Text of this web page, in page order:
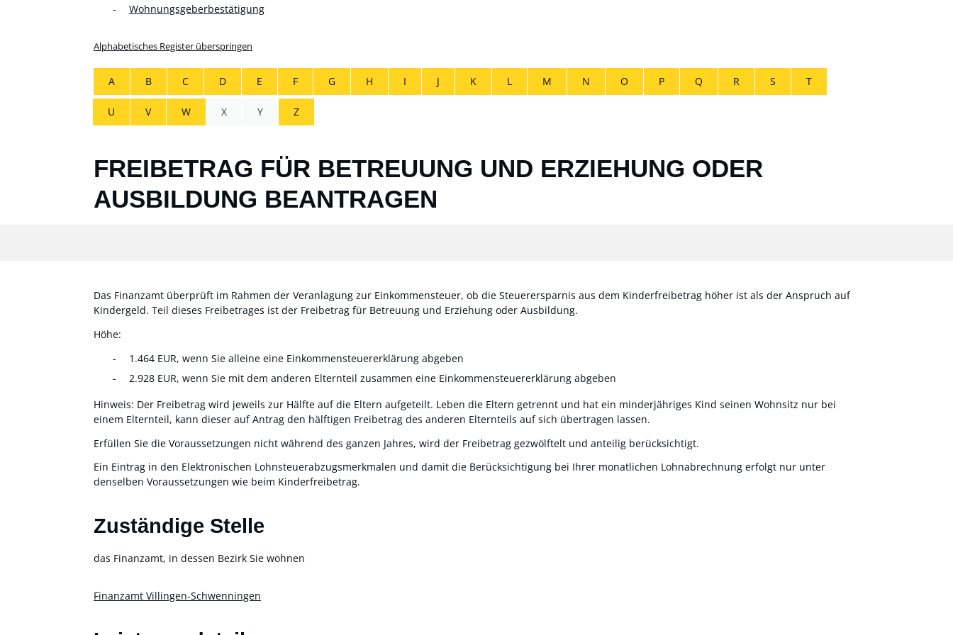
Wohnungsgeberbestätigung
Alphabetisches Register überspringen
A B C D E F G H I J K L M N O P Q R S T
U V W X Y Z
FREIBETRAG FÜR BETREUUNG UND ERZIEHUNG ODER
AUSBILDUNG BEANTRAGEN
Das Finanzamt überprüft im Rahmen der Veranlagung zur Einkommensteuer, ob die Steuerersparnis aus dem Kinderfreibetrag höher ist als der Anspruch auf
Kindergeld. Teil dieses Freibetrages ist der Freibetrag für Betreuung und Erziehung oder Ausbildung.
Höhe:
1.464 EUR, wenn Sie alleine eine Einkommensteuererklärung abgeben
2.928 EUR, wenn Sie mit dem anderen Elternteil zusammen eine Einkommensteuererklärung abgeben
Hinweis: Der Freibetrag wird jeweils zur Hälfte auf die Eltern aufgeteilt. Leben die Eltern getrennt und hat ein minderjähriges Kind seinen Wohnsitz nur bei
einem Elternteil, kann dieser auf Antrag den hälftigen Freibetrag des anderen Elternteils auf sich übertragen lassen.
Erfüllen Sie die Voraussetzungen nicht während des ganzen Jahres, wird der Freibetrag gezwölftelt und anteilig berücksichtigt.
Ein Eintrag in den Elektronischen Lohnsteuerabzugsmerkmalen und damit die Berücksichtigung bei Ihrer monatlichen Lohnabrechnung erfolgt nur unter
denselben Voraussetzungen wie beim Kinderfreibetrag.
Zuständige Stelle
das Finanzamt, in dessen Bezirk Sie wohnen
Finanzamt Villingen-Schwenningen